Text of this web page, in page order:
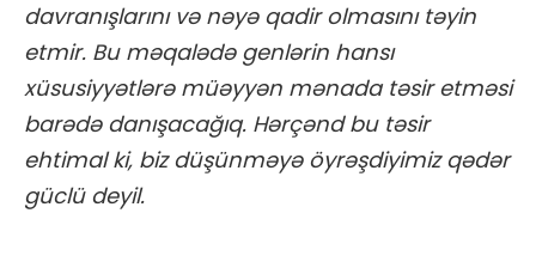
davranışlarını və nəyə qadir olmasını təyin
etmir. Bu məqalədə genlərin hansı
xüsusiyyətlərə müəyyən mənada təsir etməsi
barədə danışacağıq. Hərçənd bu təsir
ehtimal ki, biz düşünməyə öyrəşdiyimiz qədər
güclü deyil.